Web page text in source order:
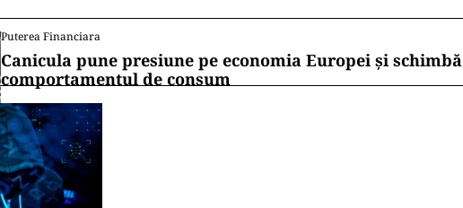
Puterea Financiara
Canicula pune presiune pe economia Europei și schimbă
comportamentul de consum